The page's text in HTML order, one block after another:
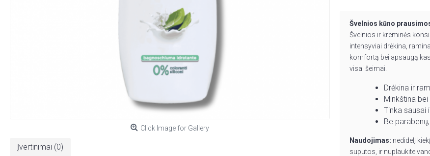
Click Image for Gallery
Įvertinimai (0)
Švelnios kūno
Švelnios ir kreminės
intensyviai drėkina,
komfortą bei apsaugą
visai šeimai.
Drėkina ir
Minkština
Tinka sausai
Be
Naudojimas: nedidelį
suputos, ir nuplaukite